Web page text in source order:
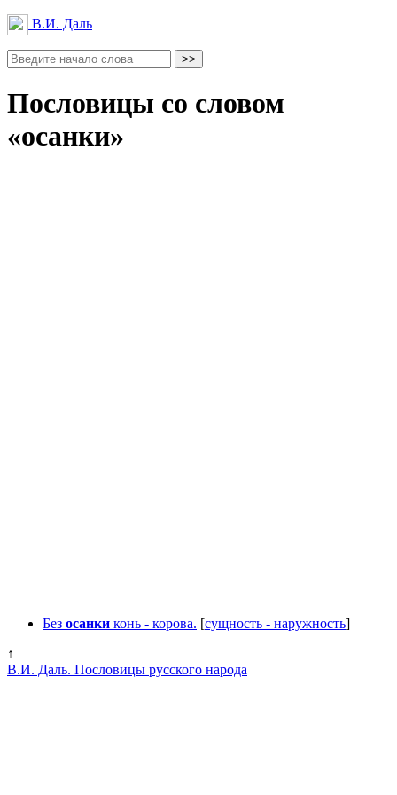
В.И. Даль
Пословицы со словом
«осанки»
Без осанки конь - корова. [сущность - наружность]
↑
В.И. Даль. Пословицы русского народа